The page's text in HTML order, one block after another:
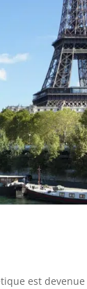
est